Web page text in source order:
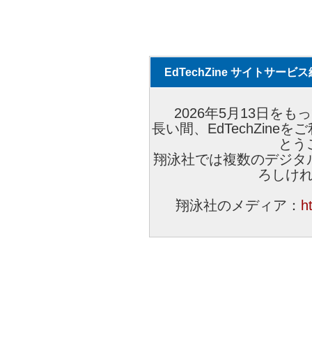
EdTechZine サイトサービス
2026年5月13日をも
長い間、EdTechZineを
とう
翔泳社では複数のデジ
ろしけ
翔泳社のメディア：